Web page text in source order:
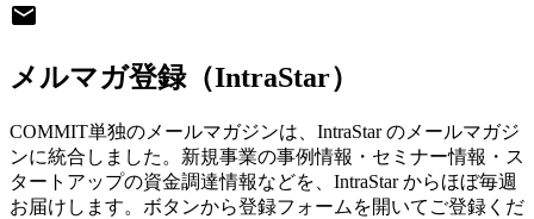
mail
メルマガ登録（IntraStar）
COMMIT単独のメールマガジンは、IntraStar のメールマガジ
ンに統合しました。新規事業の事例情報・セミナー情報・ス
タートアップの資金調達情報などを、IntraStar からほぼ毎週
お届けします。ボタンから登録フォームを開いてご登録くだ